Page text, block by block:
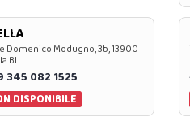
Domenico Modugno, 3b, 13900
BI
345 082 1525
DISPONIBILE